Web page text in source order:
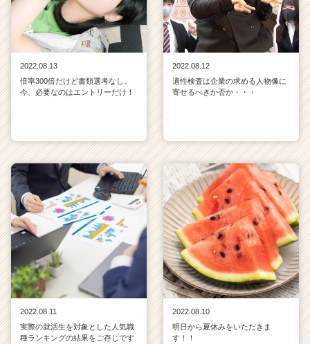
2022.08.13
倍率300倍だけど書類選考なし。
今、必要なのはエントリーだけ！
2022.08.12
適性検査は企業の求める人物像に
寄せるべきか否か・・・
2022.08.11
実際の就活生を対象とした人気職
種ランキングの結果をご存じです
2022.08.10
明日から夏休みをいただきま
す！！